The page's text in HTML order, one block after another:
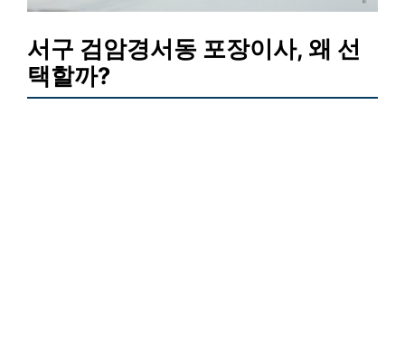
서구 검암경서동 포장이사, 왜 선
택할까?